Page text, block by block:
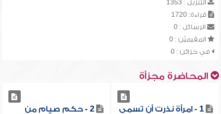
التنزيل : 1353
قراءة: 1720
الرسائل : 0
المقيميّن : 0
في خزائن : 0
المحاضرة مجزأة
1 - امرأة نذرت أن تسمي
2 - حكم صيام من